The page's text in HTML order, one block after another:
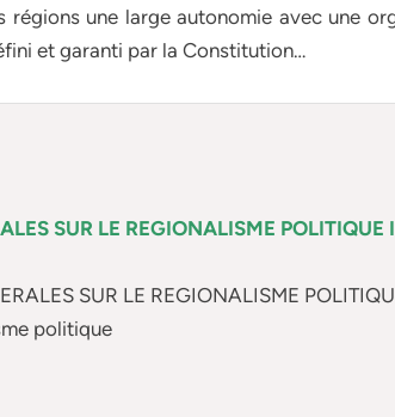
une large autonomie avec une
et garanti par la Constitution…
SUR LE REGIONALISME POLITIQUE
SUR LE REGIONALISME
politique